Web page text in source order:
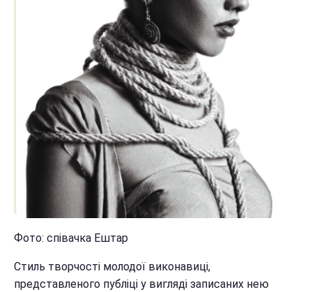
Фото: співачка Ештар
Стиль творчості молодої виконавиці,
представленого публіці у вигляді записаних нею